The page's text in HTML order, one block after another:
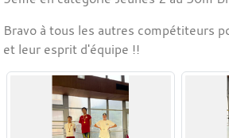
Bravo à tous les autres compétiteurs
et leur esprit d'équipe !!